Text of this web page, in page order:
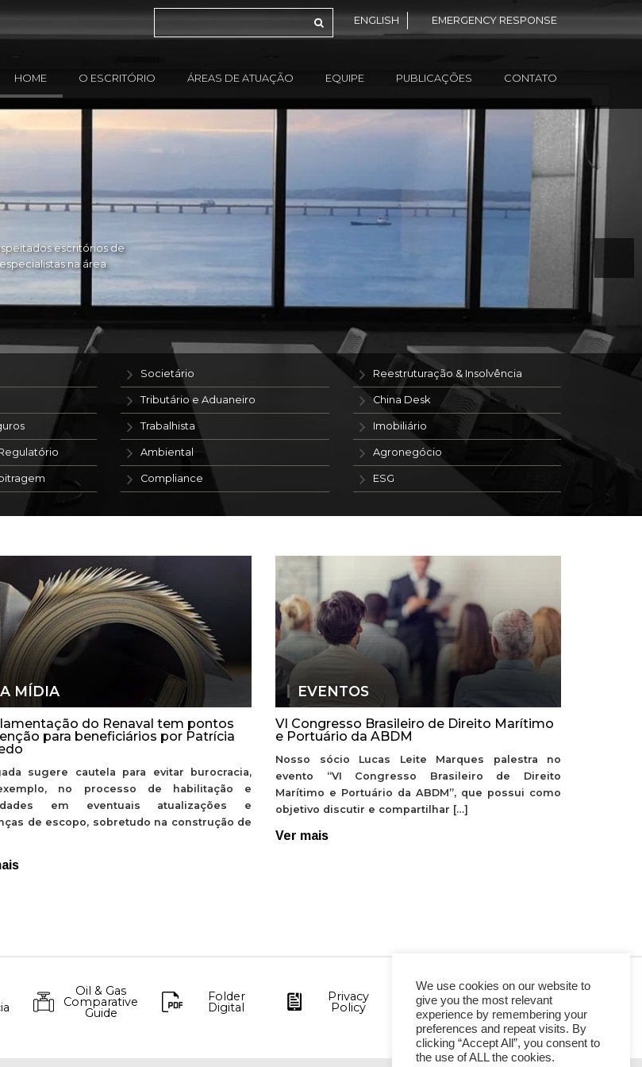
ENGLISH EMERGENCY RESPONSE
HOME O ESCRITÓRIO ÁREAS DE ATUAÇÃO EQUIPE PUBLICAÇÕES CONTATO
escritórios de
na área.
Societário
Tributário e Aduaneiro
Trabalhista
Ambiental
Compliance
Reestruturação & Insolvência
China Desk
Imobiliário
Agronegócio
ESG
MÍDIA
do Renaval tem pontos
para beneficiários por Patrícia
sugere cautela para evitar burocracia,
no processo de habilitação e
em eventuais atualizações e
de escopo, sobretudo na construção de
EVENTOS
VI Congresso Brasileiro de Direito Marítimo
e Portuário da ABDM
Nosso sócio Lucas Leite Marques palestra no
evento “VI Congresso Brasileiro de Direito
Marítimo e Portuário da ABDM”, que possui como
objetivo discutir e compartilhar […]
Ver mais
Oil & Gas
Comparative
Guide
Folder
Digital
Privacy
Policy
We use cookies on our website to
give you the most relevant
experience by remembering your
preferences and repeat visits. By
clicking “Accept All”, you consent to
the use of ALL the cookies.